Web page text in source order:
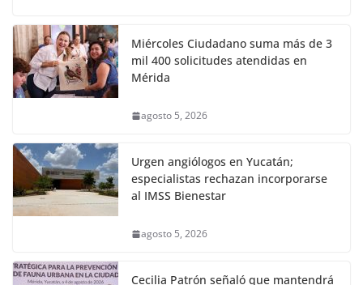
Miércoles Ciudadano suma más de 3
mil 400 solicitudes atendidas en
Mérida
agosto 5, 2026
Urgen angiólogos en Yucatán;
especialistas rechazan incorporarse
al IMSS Bienestar
agosto 5, 2026
Cecilia Patrón señaló que mantendrá